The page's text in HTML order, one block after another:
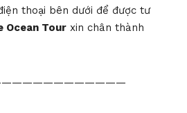
thoại bên dưới để được tư
Ocean Tour xin chân thành